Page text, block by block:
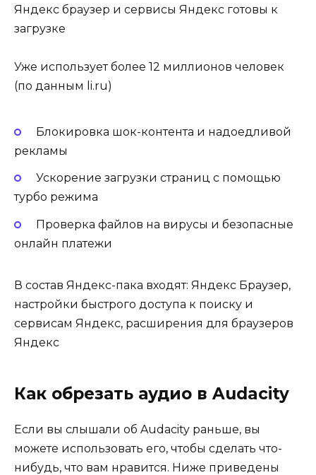
Яндекс браузер и сервисы Яндекс готовы к
загрузке
Уже использует более 12 миллионов человек
(по данным li.ru)
Блокировка шок-контента и надоедливой
рекламы
Ускорение загрузки страниц с помощью
турбо режима
Проверка файлов на вирусы и безопасные
онлайн платежи
В состав Яндекс-пака входят: Яндекс Браузер,
настройки быстрого доступа к поиску и
сервисам Яндекс, расширения для браузеров
Яндекс
Как обрезать аудио в Audacity
Если вы слышали об Audacity раньше, вы
можете использовать его, чтобы сделать что-
нибудь, что вам нравится. Ниже приведены